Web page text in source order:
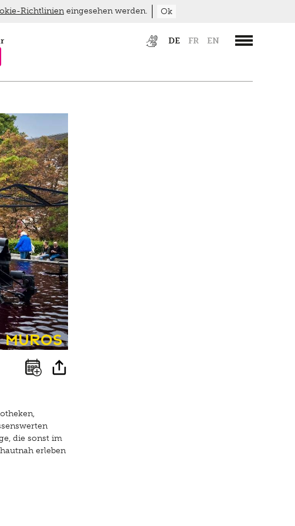
DE FR EN
die sonst im
erleben
Richtlinieneingesehen werden. Ok